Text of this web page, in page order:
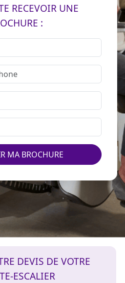
RECEVOIR UNE
:
MA BROCHURE
DEVIS DE VOTRE
ESCALIER